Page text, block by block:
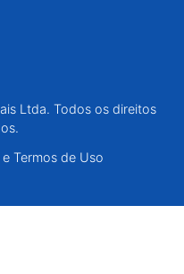
direitos reservados.
Ltda. Todos os direitos
Termos de Uso